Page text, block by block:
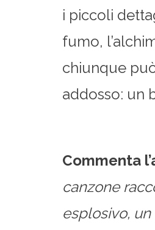
i piccoli
fumo,
chiunque
addosso: un
Commenta
canzone
esplosivo,